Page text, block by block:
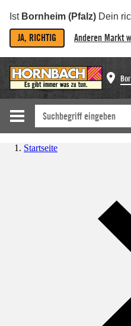
Ist Bornheim (Pfalz) Dein
JA, RICHTIG Anderen Markt
Startseite